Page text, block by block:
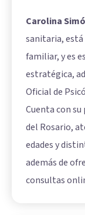
Carolina
sanitaria, está
familiar, y es
estratégica,
Oficial de
Cuenta con
del Rosario,
edades y
además de
consultas